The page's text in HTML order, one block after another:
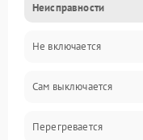
Неисправности
Не включается
Сам выключается
Перегревается